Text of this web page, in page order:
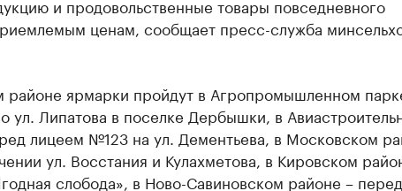
и продовольственные товары повседневного
ценам, сообщает пресс-служба
районе ярмарки пройдут в Агропромышленном
ул. Липатова в поселке Дербышки, в
лицеем №123 на ул. Дементьева, в Московском
ул. Восстания и Кулахметова, в Кировском
слобода», в Ново-Савиновском районе – перед